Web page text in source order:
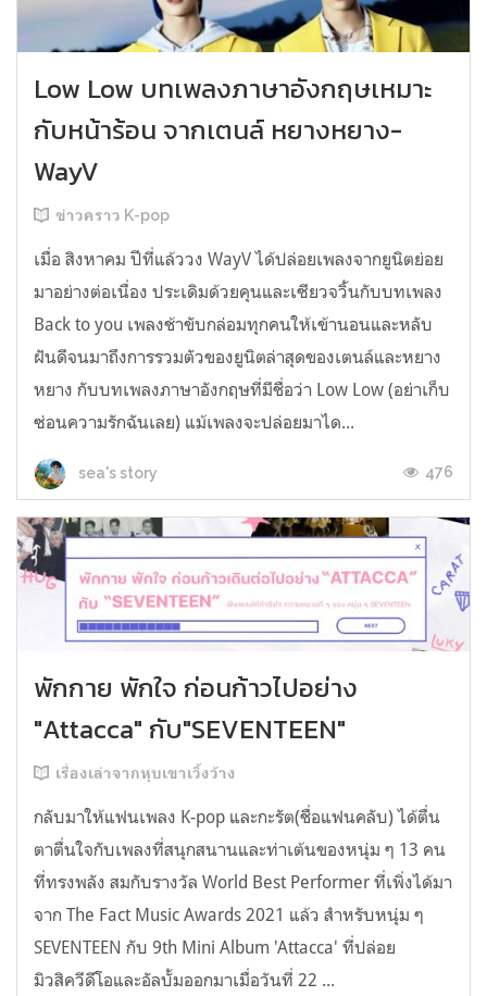
Low Low บทเพลงภาษาอังกฤษเหมาะ
กับหน้าร้อน จากเตนล์ หยางหยาง-
WayV
ข่าวคราว K-pop
เมื่อ สิงหาคม ปีที่แล้ววง WayV ได้ปล่อยเพลงจากยูนิตย่อย
มาอย่างต่อเนื่อง ประเดิมด้วยคุนและเซียวจวิ้นกับบทเพลง
Back to you เพลงช้าขับกล่อมทุกคนให้เข้านอนและหลับ
ฝันดีจนมาถึงการรวมตัวของยูนิตล่าสุดของเตนล์และหยาง
หยาง กับบทเพลงภาษาอังกฤษที่มีชื่อว่า Low Low (อย่าเก็บ
ซ่อนความรักฉันเลย) แม้เพลงจะปล่อยมาได...
sea's story 476
พักกาย พักใจ ก่อนก้าวไปอย่าง
"Attacca" กับ"SEVENTEEN"
เรื่องเล่าจากหุบเขาเวิ้งว้าง
กลับมาให้แฟนเพลง K-pop และกะรัต(ชื่อแฟนคลับ) ได้ตื่น
ตาตื่นใจกับเพลงที่สนุกสนานและท่าเต้นของหนุ่ม ๆ 13 คน
ที่ทรงพลัง สมกับรางวัล World Best Performer ที่เพิ่งได้มา
จาก The Fact Music Awards 2021 แล้ว สำหรับหนุ่ม ๆ
SEVENTEEN กับ 9th Mini Album 'Attacca' ที่ปล่อย
มิวสิควีดีโอและอัลบั้มออกมาเมื่อวันที่ 22 ...